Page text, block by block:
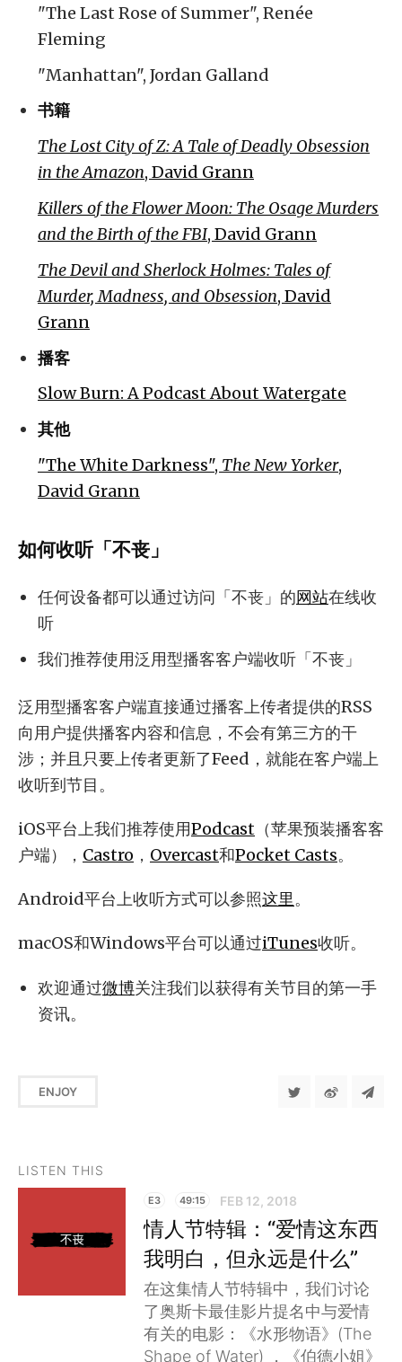
"The Last Rose of Summer", Renée
Fleming
"Manhattan", Jordan Galland
书籍
The Lost City of Z: A Tale of Deadly Obsession
in the Amazon, David Grann
Killers of the Flower Moon: The Osage Murders
and the Birth of the FBI, David Grann
The Devil and Sherlock Holmes: Tales of
Murder, Madness, and Obsession, David
Grann
播客
Slow Burn: A Podcast About Watergate
其他
"The White Darkness", The New Yorker,
David Grann
如何收听「不丧」
任何设备都可以通过访问「不丧」的网站在线收
听
我们推荐使用泛用型播客客户端收听「不丧」
泛用型播客客户端直接通过播客上传者提供的RSS
向用户提供播客内容和信息，不会有第三方的干
涉；并且只要上传者更新了Feed，就能在客户端上
收听到节目。
iOS平台上我们推荐使用Podcast （苹果预装播客客
户端）， Castro ， Overcast和Pocket Casts。
Android平台上收听方式可以参照这里。
macOS和Windows平台可以通过iTunes收听。
欢迎通过微博关注我们以获得有关节目的第一手
资讯。
ENJOY
LISTEN THIS
E3 49:15 FEB 12, 2018
情人节特辑：“爱情这东西
我明白，但永远是什么”
在这集情人节特辑中，我们讨论
了奥斯卡最佳影片提名中与爱情
有关的电影：《水形物语》(The
Shape of Water) ，《伯德小姐》